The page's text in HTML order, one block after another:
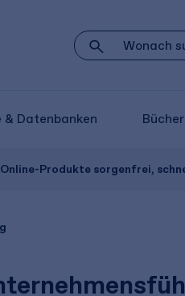
Datenbanken Bücher
Online-Produkte sorgenfrei,